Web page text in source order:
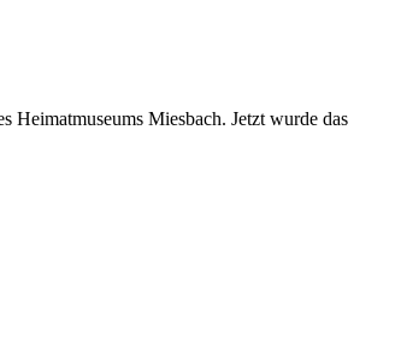
Heimatmuseums Miesbach. Jetzt wurde das